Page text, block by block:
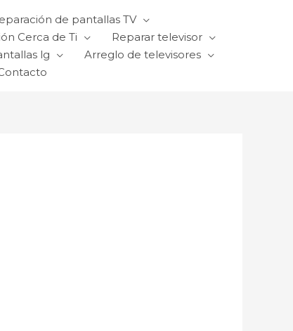
de pantallas TV
Cerca de Ti
Reparar televisor
lg
Arreglo de televisores